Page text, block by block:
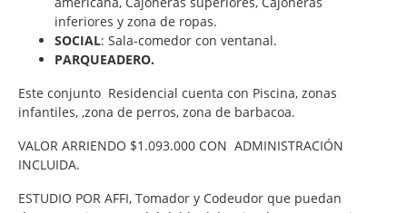
inferiores y zona de ropas.
SOCIAL: Sala-comedor con ventanal.
PARQUEADERO.
Este conjunto Residencial cuenta con Piscina, zonas
infantiles, ,zona de perros, zona de barbacoa.
VALOR ARRIENDO $1.093.000 CON ADMINISTRACIÓN
INCLUIDA.
ESTUDIO POR AFFI, Tomador y Codeudor que puedan